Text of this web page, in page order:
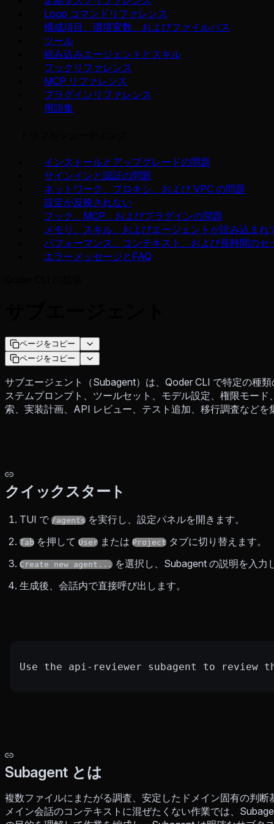
Loop コマンドリファレンス
構成項目、環境変数、およびファイルパス
ツール
組み込みエージェントとスキル
フックリファレンス
MCP リファレンス
プラグインリファレンス
用語集
インストールとアップグレードの問題
サインインと認証の問題
ネットワーク、プロキシ、および VPC の問題
設定が反映されない
フック、MCP、およびプラグインの問題
メモリ、スキル、およびエージェントが読み込まれ
パフォーマンス、コンテキスト、および長時間のセ
エラーメッセージとFAQ
ページをコピー
ページをコピー
サブエージェント（Subagent）は、Qoder CLI で特定の種
ステムプロンプト、ツールセット、モデル設定、権限モー
索、実装計画、API レビュー、テスト追加、移行調査などを
クイックスタート
TUI で /agents を実行し、設定パネルを開きます。
Tab を押して User または Project タブに切り替えます。
Create new agent... を選択し、Subagent の説明を入力
生成後、会話内で直接呼び出します。
Use the api-reviewer subagent to review
Subagent とは
複数ファイルにまたがる調査、安定したドメイン固有の判
メイン会話のコンテキストに混ぜたくない作業では、